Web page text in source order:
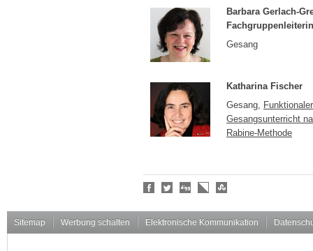
Barbara Gerlach-
Fachgruppenleiterin
Gesang
Katharina Fischer
Gesang,
Funktionaler
Gesangsunterricht
Rabine-Methode
Social
Sitemap Werbung schalten Elektronische Kommunikation